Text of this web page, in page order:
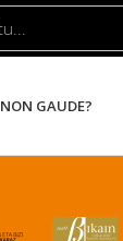
NON GAUDE?